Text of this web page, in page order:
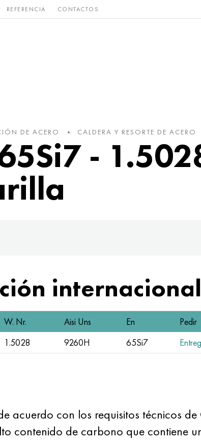
REFERENCIA CONTACTOS
Raro y Bronce, cobre,
DE ACERO CALDERA Y RESORTE DE ACERO
-
internacional
W. Nr. Aisi Uns En
Pedir
1.5028 9260H 65Si7
acuerdo con los requisitos técnicos de
contenido de carbono que contiene